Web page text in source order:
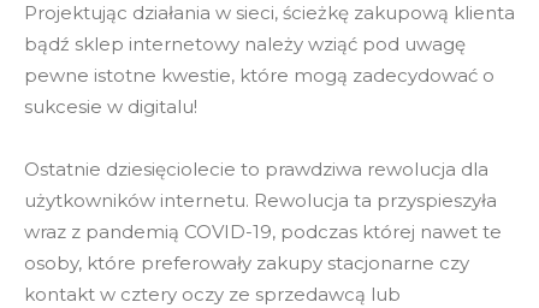
Projektując działania w sieci, ścieżkę zakupową klienta
bądź sklep internetowy należy wziąć pod uwagę
pewne istotne kwestie, które mogą zadecydować o
sukcesie w digitalu!
Ostatnie dziesięciolecie to prawdziwa rewolucja dla
użytkowników internetu. Rewolucja ta przyspieszyła
wraz z pandemią COVID-19, podczas której nawet te
osoby, które preferowały zakupy stacjonarne czy
kontakt w cztery oczy ze sprzedawcą lub